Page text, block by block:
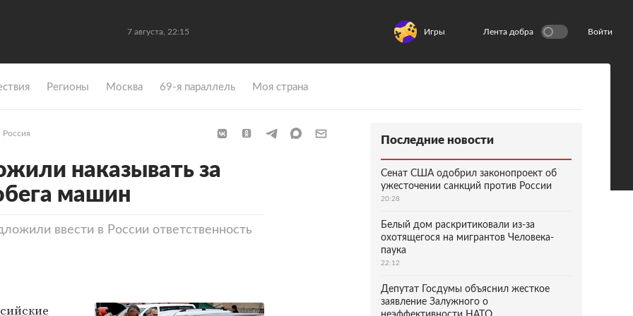
7 августа, 22:15 Игры Лента добра Войти
Регионы Москва 69-я параллель Моя страна
Россия
наказывать за
машин
ввести в России ответственность
Последние новости
Сенат США одобрил законопроект об
ужесточении санкций против России
20:28
Белый дом раскритиковали из-за
охотящегося на мигрантов Человека-
паука
22:12
Депутат Госдумы объяснил жесткое
заявление Залужного о